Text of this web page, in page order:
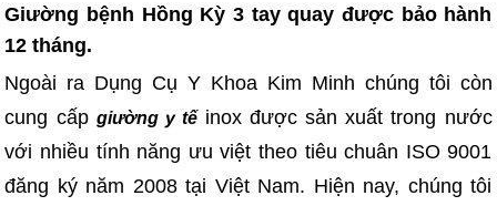
Giường bệnh Hồng Kỳ 3 tay quay được bảo hành
12 tháng.
Ngoài ra Dụng Cụ Y Khoa Kim Minh chúng tôi còn
cung cấp giường y tếinox được sản xuất trong nước
với nhiều tính năng ưu việt theo tiêu chuân ISO 9001
đăng ký năm 2008 tại Việt Nam. Hiện nay, chúng tôi